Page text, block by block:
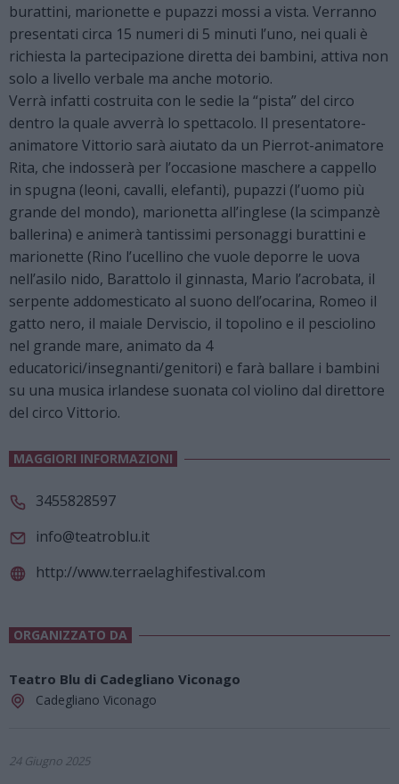
burattini, marionette e pupazzi mossi a vista. Verranno
presentati circa 15 numeri di 5 minuti l’uno, nei quali è
richiesta la partecipazione diretta dei bambini, attiva non
solo a livello verbale ma anche motorio.
Verrà infatti costruita con le sedie la “pista” del circo
dentro la quale avverrà lo spettacolo. Il presentatore-
animatore Vittorio sarà aiutato da un Pierrot-animatore
Rita, che indosserà per l’occasione maschere a cappello
in spugna (leoni, cavalli, elefanti), pupazzi (l’uomo più
grande del mondo), marionetta all’inglese (la scimpanzè
ballerina) e animerà tantissimi personaggi burattini e
marionette (Rino l’ucellino che vuole deporre le uova
nell’asilo nido, Barattolo il ginnasta, Mario l’acrobata, il
serpente addomesticato al suono dell’ocarina, Romeo il
gatto nero, il maiale Derviscio, il topolino e il pesciolino
nel grande mare, animato da 4
educatorici/insegnanti/genitori) e farà ballare i bambini
su una musica irlandese suonata col violino dal direttore
del circo Vittorio.
MAGGIORI INFORMAZIONI
3455828597
info@teatroblu.it
http://www.terraelaghifestival.com
ORGANIZZATO DA
Teatro Blu di Cadegliano Viconago
Cadegliano Viconago
24 Giugno 2025